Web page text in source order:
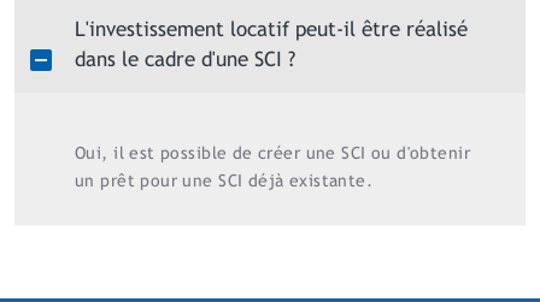
L'investissement locatif peut-il être réalisé
dans le cadre d'une SCI ?
Oui, il est possible de créer une SCI ou d'obtenir
un prêt pour une SCI déjà existante.